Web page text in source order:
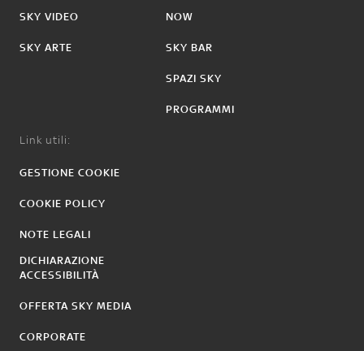
SKY VIDEO
SKY ARTE
NOW
SKY BAR
SPAZI SKY
PROGRAMMI
Link utili:
GESTIONE COOKIE
COOKIE POLICY
NOTE LEGALI
DICHIARAZIONE
ACCESSIBILITÀ
OFFERTA SKY MEDIA
CORPORATE